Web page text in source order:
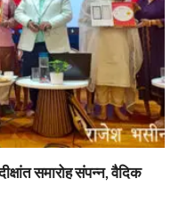
समारोह संपन्न, वैदिक